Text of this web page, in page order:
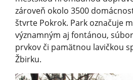
zároveň okolo 3500
štvrte Pokrok. Park označuje
významným aj fontánou,
prvkov či pamätnou lavičkou
Žbirku.